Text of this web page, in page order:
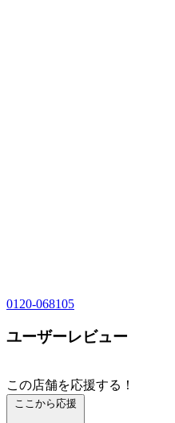
0120-068105
ユーザーレビュー
この店舗を応援する！
ここから応援